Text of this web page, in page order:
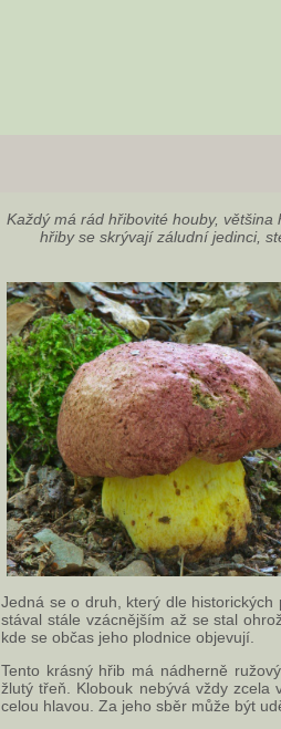
Každý má rád hřibovité houby,
hřiby se skrývají záludní jedinci,
Jedná se o druh, který dle
stával stále vzácnějším až se stal
kde se občas jeho plodnice objevují.
Tento krásný hřib má nádherně
žlutý třeň. Klobouk nebývá vždy zcela
celou hlavou. Za jeho sběr může být